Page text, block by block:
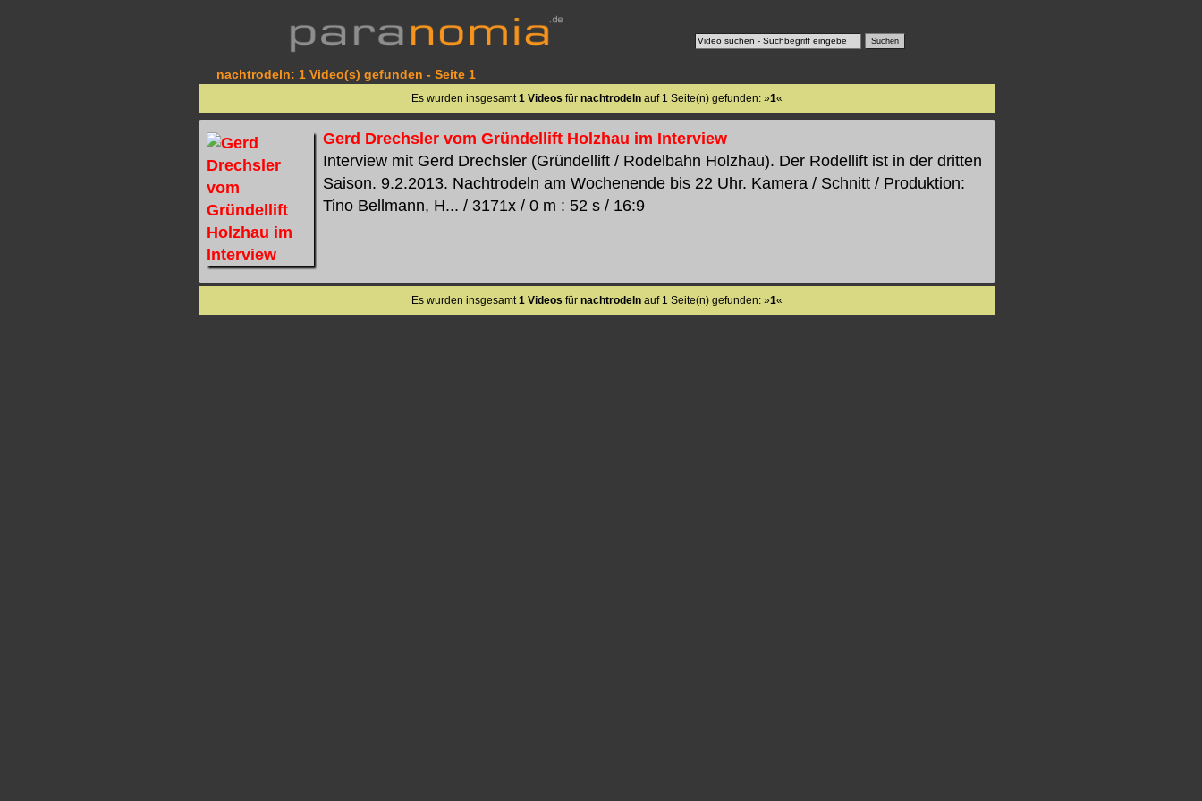
nachtrodeln: 1 Video(s) gefunden - Seite 1
Es wurden insgesamt1 Videos für nachtrodeln auf 1 Seite(n) gefunden: »1«
Gerd Drechsler vom Gründellift Holzhau im Interview
Interview mit Gerd Drechsler (Gründellift / Rodelbahn Holzhau). Der Rodellift ist in der dritten
Saison. 9.2.2013. Nachtrodeln am Wochenende bis 22 Uhr. Kamera / Schnitt / Produktion:
Tino Bellmann, H... / 3171x / 0 m : 52 s / 16:9
Es wurden insgesamt1 Videos für nachtrodeln auf 1 Seite(n) gefunden: »1«